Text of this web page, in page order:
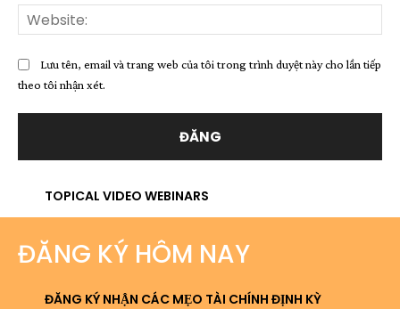
Lưu tên, email và trang web của tôi trong trình duyệt này cho lần tiếp
theo tôi nhận xét.
TOPICAL VIDEO WEBINARS
ĐĂNG KÝ HÔM NAY
ĐĂNG KÝ NHẬN CÁC MẸO TÀI CHÍNH ĐỊNH KỲ